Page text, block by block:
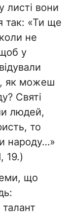
листі вони
так: «Ти ще
не
у
як можеш
Святі
людей,
то
народу…»
19.)
що